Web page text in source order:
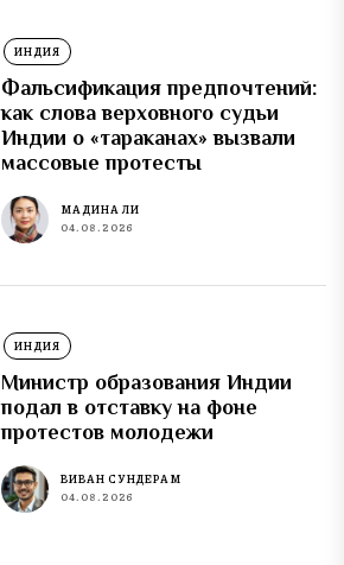
ИНДИЯ
Фальсификация предпочтений:
как слова верховного судьи
Индии о «тараканах» вызвали
массовые протесты
МАДИНА ЛИ
04.08.2026
ИНДИЯ
Министр образования Индии
подал в отставку на фоне
протестов молодежи
ВИВАН СУНДЕРАМ
04.08.2026